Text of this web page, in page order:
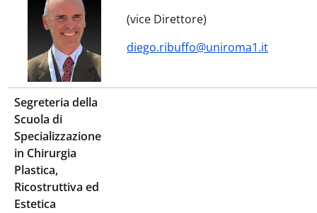
(vice Direttore)
diego.ribuffo@uniroma1.it
Segreteria della
Scuola di
Specializzazione
in Chirurgia
Plastica,
Ricostruttiva ed
Estetica